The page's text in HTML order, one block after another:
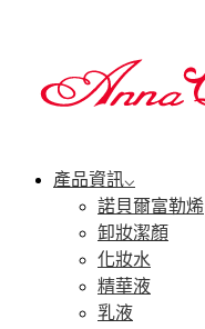
產品資訊
諾貝爾富勒烯
卸妝潔顏
化妝水
精華液
乳液